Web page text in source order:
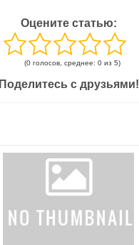
Оцените статью:
(0 голосов, среднее: 0 из 5)
Поделитесь с друзьями!